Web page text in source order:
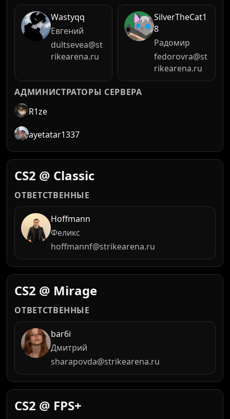
Wastyqq
Евгений
dultsevea@st
rikearena.ru
SilverTheCat1
8
Радомир
fedorovra@st
rikearena.ru
АДМИНИСТРАТОРЫ СЕРВЕРА
R1ze
ayetatar1337
CS2 @ Classic
ОТВЕТСТВЕННЫЕ
Hoffmann
Феликс
hoffmannf@strikearena.ru
CS2 @ Mirage
ОТВЕТСТВЕННЫЕ
bar6i
Дмитрий
sharapovda@strikearena.ru
CS2 @ FPS+